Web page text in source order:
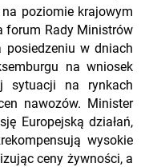
poziomie krajowym
forum Rady Ministrów
posiedzeniu w dniach
na wniosek
sytuacji na rynkach
nawozów. Minister
Europejską działań,
wysokie
ceny żywności, a